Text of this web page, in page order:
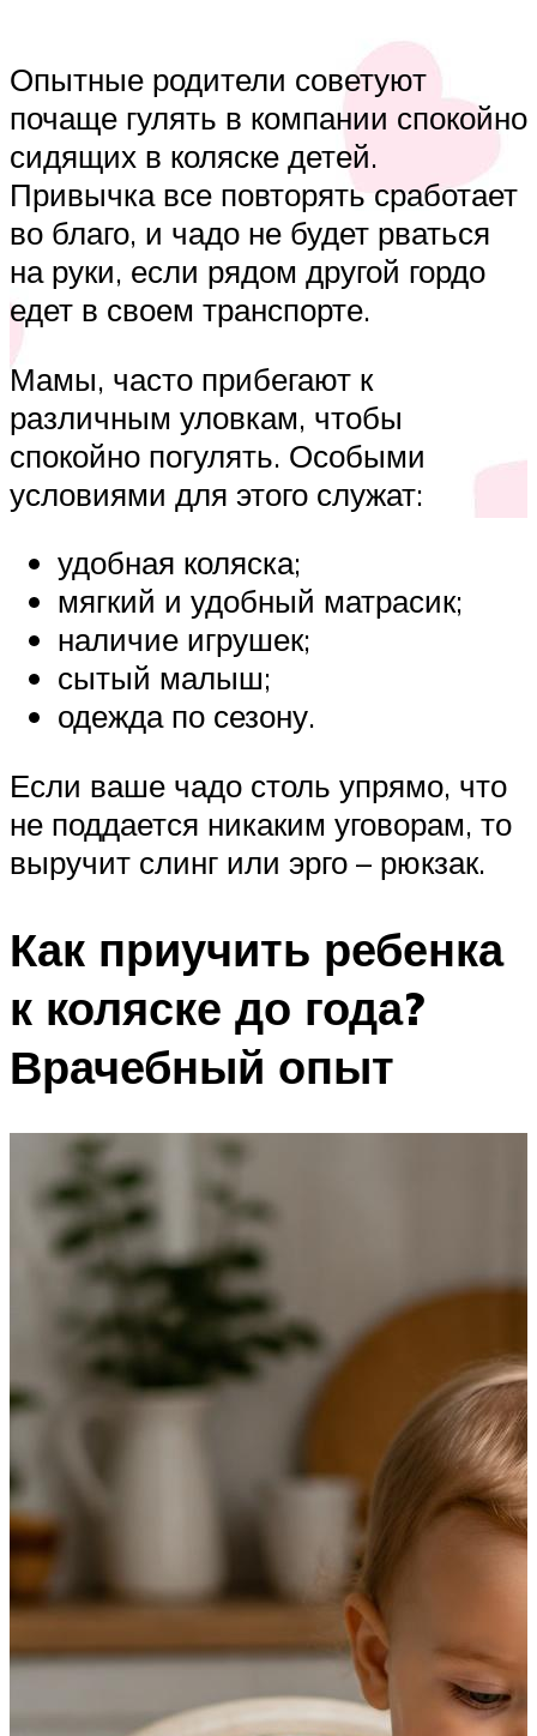
Опытные родители советуют
почаще гулять в компании спокойно
сидящих в коляске детей.
Привычка все повторять сработает
во благо, и чадо не будет рваться
на руки, если рядом другой гордо
едет в своем транспорте.
Мамы, часто прибегают к
различным уловкам, чтобы
спокойно погулять. Особыми
условиями для этого служат:
удобная коляска;
мягкий и удобный матрасик;
наличие игрушек;
сытый малыш;
одежда по сезону.
Если ваше чадо столь упрямо, что
не поддается никаким уговорам, то
выручит слинг или эрго – рюкзак.
Как приучить ребенка
к коляске до года?
Врачебный опыт